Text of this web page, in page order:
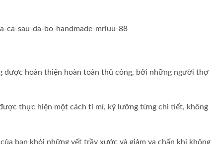
được hoàn thiện hoàn toàn thủ công, bởi những người thợ
thực hiện một cách tỉ mỉ, kỹ lưỡng từng chi tiết, không
bạn khỏi những vết trầy xước và giảm va chấn khi không